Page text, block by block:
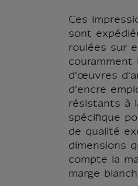
Ces
sont
roulées sur
couramment
d'œuvres
d'encre
résistants à
spécifique
de qualité
dimensions
compte la
marge